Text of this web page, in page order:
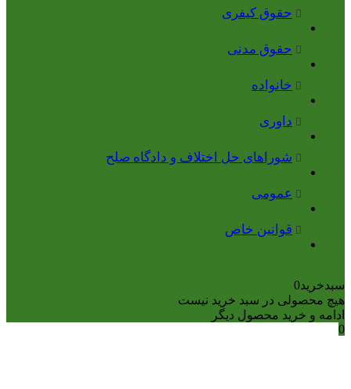
حقوق کیفری
حقوق مدنی
خانواده
داوری
شوراهای حل اختلاف و دادگاه صلح
عمومی
قوانین خاص
0
محصولی در سبد خرید نیست
و خرید محصول دیگر